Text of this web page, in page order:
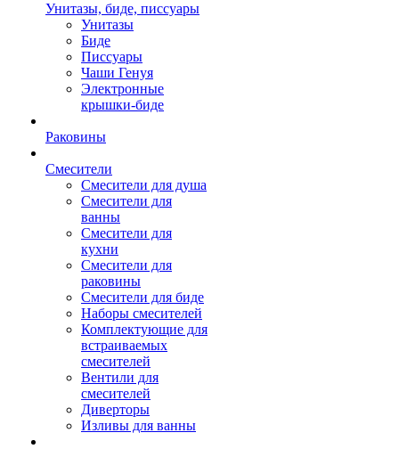
Унитазы, биде, писсуары
Унитазы
Биде
Писсуары
Чаши Генуя
Электронные
крышки-биде
Раковины
Смесители
Смесители для душа
Смесители для
ванны
Смесители для
кухни
Смесители для
раковины
Смесители для биде
Наборы смесителей
Комплектующие для
встраиваемых
смесителей
Вентили для
смесителей
Диверторы
Изливы для ванны